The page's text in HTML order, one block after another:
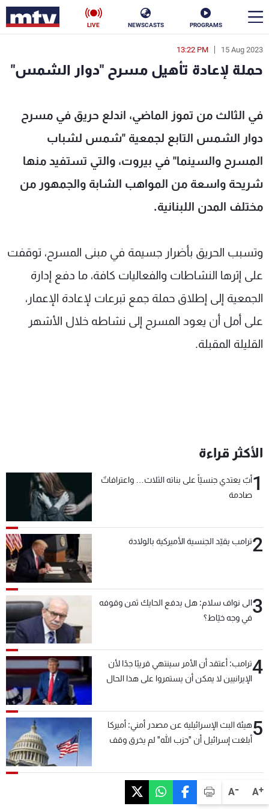
PROGRAMS
NEWSCASTS
LIVE
A+
A-
15 Aug 2023
13:22 PM
حملة لإعادة تأهيل مسرح "دوار الشمس"
في الثالث من تموز الماضي، اندلع حريق في مسرح
دوار الشمس التابع لجمعية "شمس لشباب
المسرح والسينما" في بيروت، والتي تستفيد منها
شريحة واسعة من المواهب الشابة والجمهور من
مختلف المدن اللبنانية.
وتسبب الحريق بأضرار جسيمة في مبنى المسرح، توقفت
على إثرها النشاطات والفعاليات كافة، ما دفع إدارة
الجمعية إلى إطلاق حملة جمع تبرعات لإعادة الإعمار،
على أمل أن يعود المسرح إلى نشاطه خلال الأشهر
القليلة المقبلة.
الأكثر قراءة
1أبٌ يعتدي جنسيّاً على بناته الثلاث… واعترافاتٌ
صادمة
2ترامب يقيّد الجنسية الأميركية بالولادة
3الى نواف سلام: هل يدفع الحايك ثمن وقوفه
في وجه خيّاط؟
4ترامب: أعتقد أن الأمر سينتهي قريبًا جدًا لأن
الإيرانيين لا يمكن أن يستمروا على هذا الحال
5هيئة البث الإسرائيلية عن مصدر أمني: أميركا
أبلغت إسرائيل أن "حزب الله" لم يخرق وقف
en
الأخبار
سياسة ناس
إقتصاد فن
منوعات رياضة
كأس العالم
البرامج
شاهد البرامج
الترددات
عن MTV
الإنـتـاج